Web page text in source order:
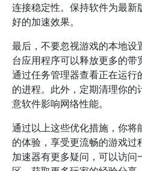
连接稳定性。保持软件为最新
好的加速效果。
最后，不要忽视游戏的本地
台应用程序可以释放更多的
通过任务管理器查看正在运
的进程。此外，定期清理你
意软件影响网络性能。
通过以上这些优化措施，你将
的体验，享受更流畅的游戏
加速器有更多疑问，可以访问